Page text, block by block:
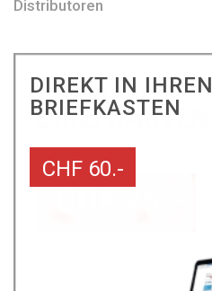
Distributoren
DIREKT IN IHREN
BRIEFKASTEN
CHF 60.-